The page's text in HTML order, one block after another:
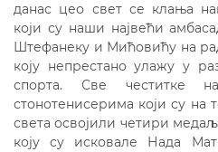
данас цео свет се клања
који су наши највећи
Штефанеку и Мићовићу на
коју непрестано улажу у
спорта. Све честитке
стонотенисерима који су на
света освојили четири
коју су исковале Нада